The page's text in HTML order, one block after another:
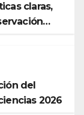
claras,
del
2026